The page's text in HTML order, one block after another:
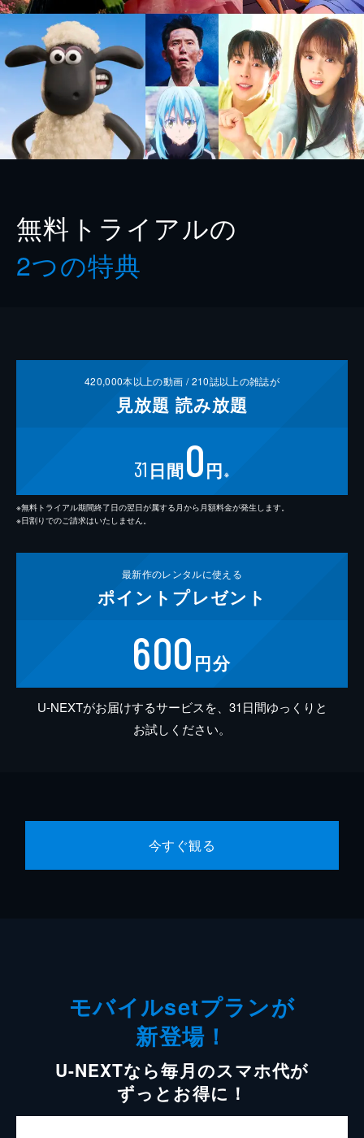
無料トライアルの
2つの特典
420,000本以上の動画 /210誌以上の雑誌が
見放題 読み放題
31 日間0円 ※
※無料トライアル期間終了日の翌日が属する月から月額料金が発生します。
※日割りでのご請求はいたしません。
最新作のレンタルに使える
ポイント プレゼント
600 円分
U-NEXTがお届けするサービスを、31日間ゆっくりと
お試しください。
今すぐ観る
モバイルsetプランが
新登場！
U-NEXTなら毎月のスマホ代が
ずっとお得に！